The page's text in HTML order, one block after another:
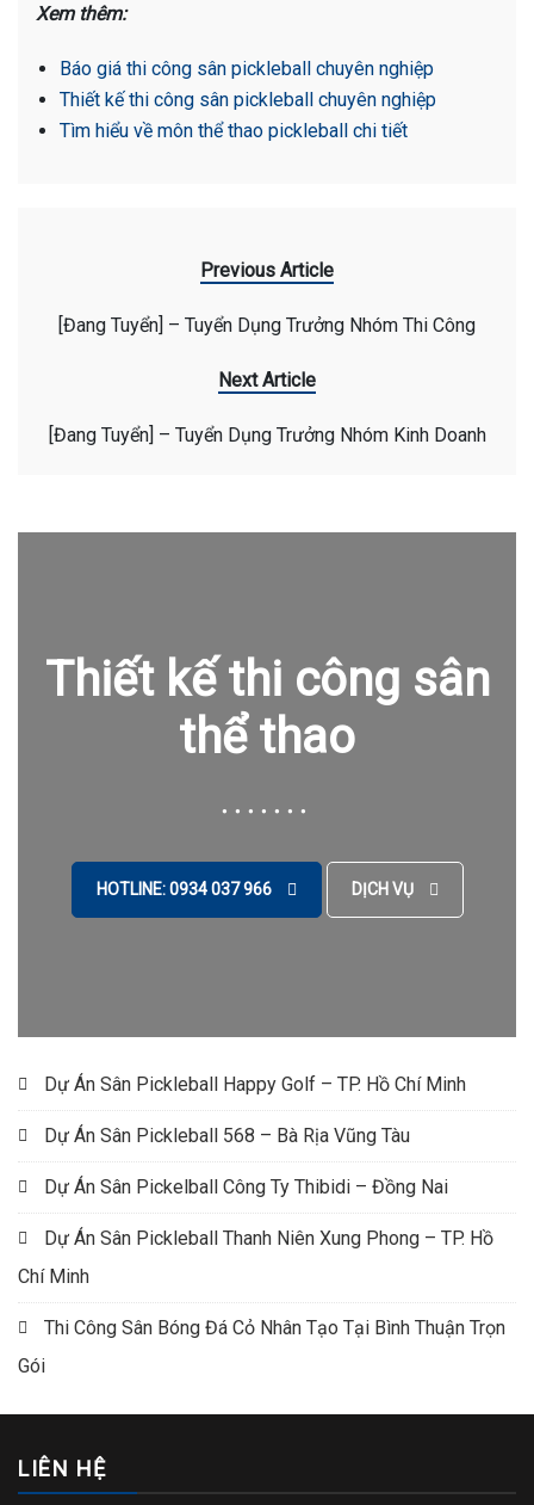
Xem thêm:
Báo giá thi công sân pickleball chuyên nghiệp
Thiết kế thi công sân pickleball chuyên nghiệp
Tìm hiểu về môn thể thao pickleball chi tiết
Previous Article
[Đang Tuyển] – Tuyển Dụng Trưởng Nhóm Thi Công
Next Article
[Đang Tuyển] – Tuyển Dụng Trưởng Nhóm Kinh Doanh
Thiết kế thi công sân
thể thao
HOTLINE: 0934 037 966 DỊCH VỤ
Dự Án Sân Pickleball Happy Golf – TP. Hồ Chí Minh
Dự Án Sân Pickleball 568 – Bà Rịa Vũng Tàu
Dự Án Sân Pickelball Công Ty Thibidi – Đồng Nai
Dự Án Sân Pickleball Thanh Niên Xung Phong – TP. Hồ
Chí Minh
Thi Công Sân Bóng Đá Cỏ Nhân Tạo Tại Bình Thuận Trọn
Gói
LIÊN HỆ